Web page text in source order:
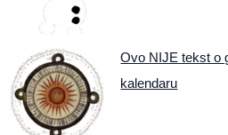
Ovo NIJE tekst o
kalendaru